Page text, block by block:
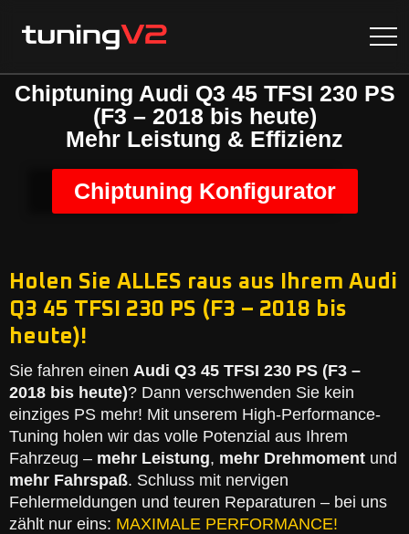
Chiptuning Audi Q3 45 TFSI 230 PS
(F3 – 2018 bis heute)
Mehr Leistung & Effizienz
Chiptuning Konfigurator
Holen Sie ALLES raus aus Ihrem Audi
Q3 45 TFSI 230 PS (F3 – 2018 bis
heute)!
Sie fahren einen Audi Q3 45 TFSI 230 PS (F3 –
2018 bis heute)? Dann verschwenden Sie kein
einziges PS mehr! Mit unserem High-Performance-
Tuning holen wir das volle Potenzial aus Ihrem
Fahrzeug – mehr Leistung, mehr Drehmoment und
mehr Fahrspaß. Schluss mit nervigen
Fehlermeldungen und teuren Reparaturen – bei uns
zählt nur eins: MAXIMALE PERFORMANCE!